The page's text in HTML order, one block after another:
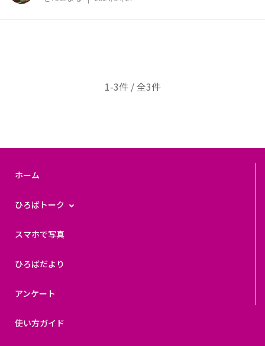
1-3件 / 全3件
ホーム
ひろばトーク
スマホで写真
ひろばだより
アンケート
使い方ガイド